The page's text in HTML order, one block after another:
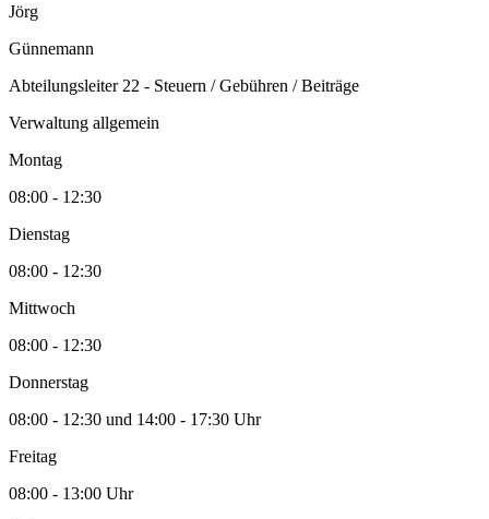
Jörg
Günnemann
Abteilungsleiter 22 - Steuern / Gebühren / Beiträge
Verwaltung allgemein
Montag
08:00 - 12:30
Dienstag
08:00 - 12:30
Mittwoch
08:00 - 12:30
Donnerstag
08:00 - 12:30 und 14:00 - 17:30 Uhr
Freitag
08:00 - 13:00 Uhr